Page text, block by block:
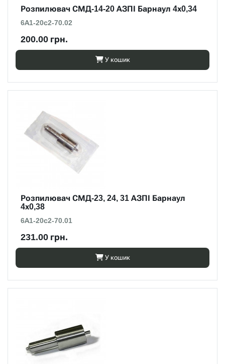
Розпилювач СМД-14-20 АЗПІ Барнаул 4х0,34
6А1-20с2-70.02
200.00 грн.
У кошик
Розпилювач СМД-23, 24, 31 АЗПІ Барнаул
4х0,38
6А1-20с2-70.01
231.00 грн.
У кошик